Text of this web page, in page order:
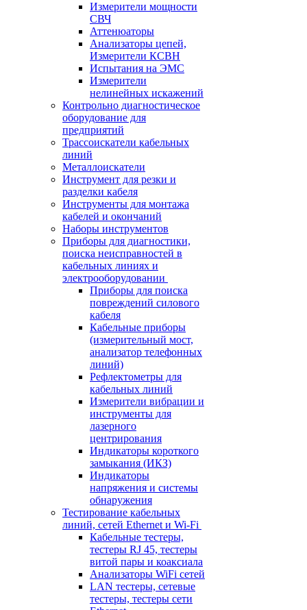
Измерители мощности
СВЧ
Аттенюаторы
Анализаторы цепей,
Измерители КСВН
Испытания на ЭМС
Измерители
нелинейных искажений
Контрольно диагностическое
оборудование для
предприятий
Трассоискатели кабельных
линий
Металлоискатели
Инструмент для резки и
разделки кабеля
Инструменты для монтажа
кабелей и окончаний
Наборы инструментов
Приборы для диагностики,
поиска неисправностей в
кабельных линиях и
электрооборудовании
Приборы для поиска
повреждений силового
кабеля
Кабельные приборы
(измерительный мост,
анализатор телефонных
линий)
Рефлектометры для
кабельных линий
Измерители вибрации и
инструменты для
лазерного
центрирования
Индикаторы короткого
замыкания (ИКЗ)
Индикаторы
напряжения и системы
обнаружения
Тестирование кабельных
линий, сетей Ethernet и Wi-Fi
Кабельные тестеры,
тестеры RJ 45, тестеры
витой пары и коаксиала
Анализаторы WiFi сетей
LAN тестеры, сетевые
тестеры, тестеры сети